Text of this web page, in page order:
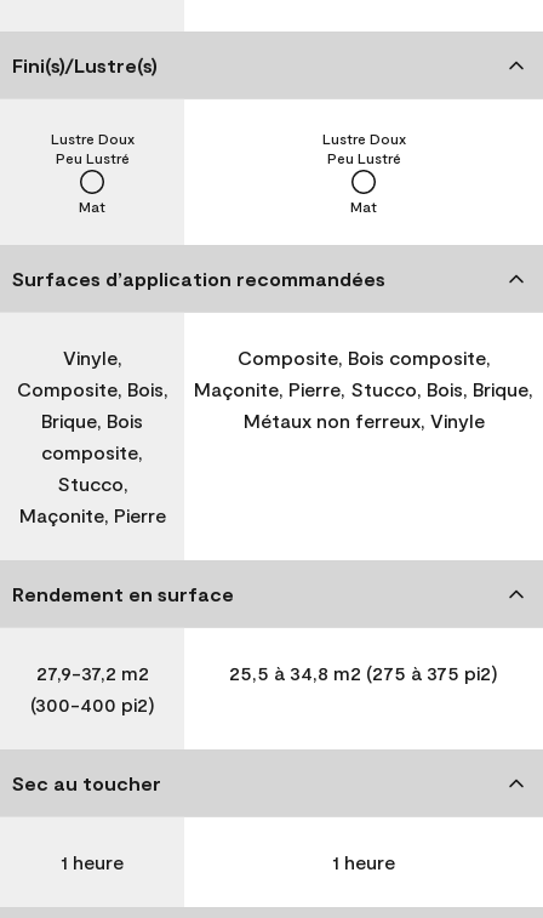
Fini(s)/Lustre(s)
Mat
Peu Lustré
Lustre Doux
Mat
Peu Lustré
Lustre Doux
Surfaces d’application recommandées
Vinyle,
Composite, Bois,
Brique, Bois
composite,
Stucco,
Maçonite, Pierre
Composite, Bois composite,
Maçonite, Pierre, Stucco, Bois, Brique,
Métaux non ferreux, Vinyle
Rendement en surface
27,9-37,2 m2
(300-400 pi2)
25,5 à 34,8 m2 (275 à 375 pi2)
Sec au toucher
1 heure 1 heure